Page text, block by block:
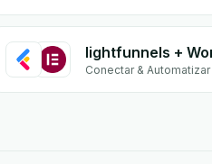
Conectar & Automatizar